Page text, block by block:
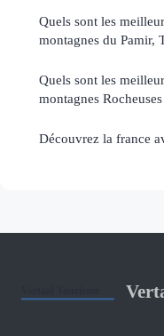
Quels sont les
montagnes du Pamir,
Quels sont les
montagnes
Découvrez la france